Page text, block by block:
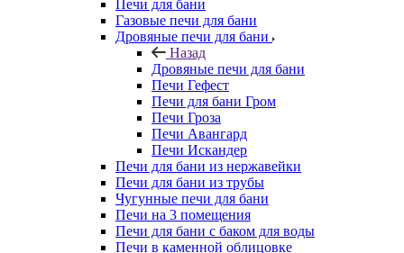
Печи для бани
Газовые печи для бани
Дровяные печи для бани
Назад
Дровяные печи для бани
Печи Гефест
Печи для бани Гром
Печи Гроза
Печи Авангард
Печи Искандер
Печи для бани из нержавейки
Печи для бани из трубы
Чугунные печи для бани
Печи на 3 помещения
Печи для бани с баком для воды
Печи в каменной облицовке